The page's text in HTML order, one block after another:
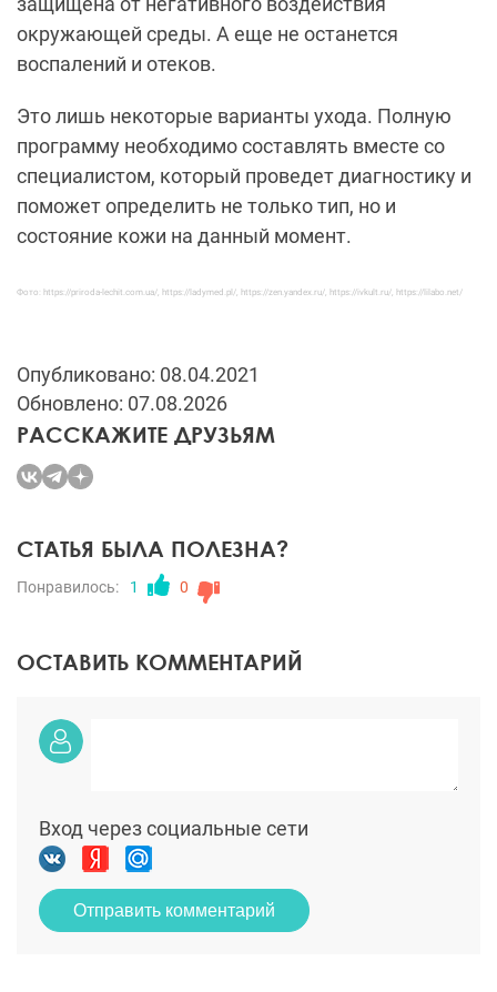
окружающей среды. А еще не останется
воспалений и отеков.
Это лишь некоторые варианты ухода. Полную
программу необходимо составлять вместе со
специалистом, который проведет диагностику и
поможет определить не только тип, но и
состояние кожи на данный момент.
Фото: https://priroda-lechit.com.ua/, https://ladymed.pl/, https://zen.yandex.ru/, https://ivkult.ru/, https://lilabo.net/
Опубликовано: 08.04.2021
Обновлено: 07.08.2026
РАССКАЖИТЕ ДРУЗЬЯМ
СТАТЬЯ БЫЛА ПОЛЕЗНА?
Понравилось: 1 0
ОСТАВИТЬ КОММЕНТАРИЙ
Вход через социальные сети
Отправить комментарий